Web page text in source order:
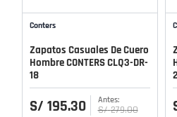
Conters
Zapatos Casuales De Cuero
Hombre CONTERS CLQ3-DR-
18
S/ 195.30 S/ 279.00